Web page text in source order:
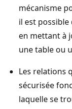
mécanisme
il est
en mettant à
une table ou
Les relations
sécurisée
laquelle se